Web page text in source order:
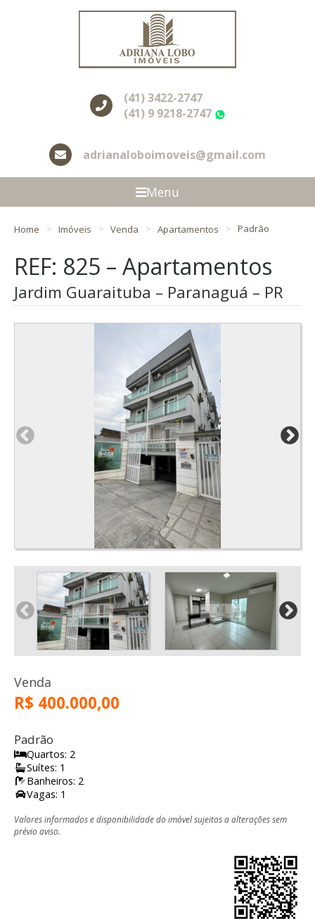
(41) 3422-2747
(41) 9 9218-2747
adrianaloboimoveis@gmail.com
Menu
Home Imóveis Venda Apartamentos Padrão
REF: 825 – Apartamentos
Jardim Guaraituba – Paranaguá – PR
Venda
R$ 400.000,00
Padrão
Quartos: 2
Suítes: 1
Banheiros: 2
Vagas: 1
Valores informados e disponibilidade do imóvel sujeitos a alterações sem
prévio aviso.